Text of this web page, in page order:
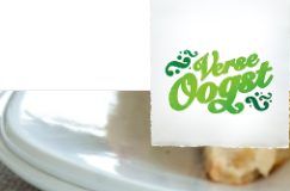
Verse Oogst